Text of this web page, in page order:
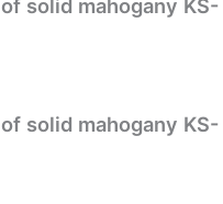
solid mahogany KS-
solid mahogany KS-